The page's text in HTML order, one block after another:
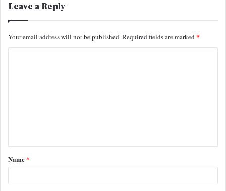
Leave a Reply
Your email address will not be published. Required fields are marked *
t
*
Name*